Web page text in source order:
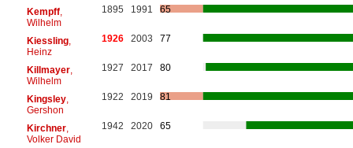
Kempff,
Wilhelm
1895 1991 65
Kiessling,
Heinz
1926 2003 77
Killmayer,
Wilhelm
1927 2017 80
Kingsley,
Gershon
1922 2019 81
Kirchner,
Volker David
1942 2020 65